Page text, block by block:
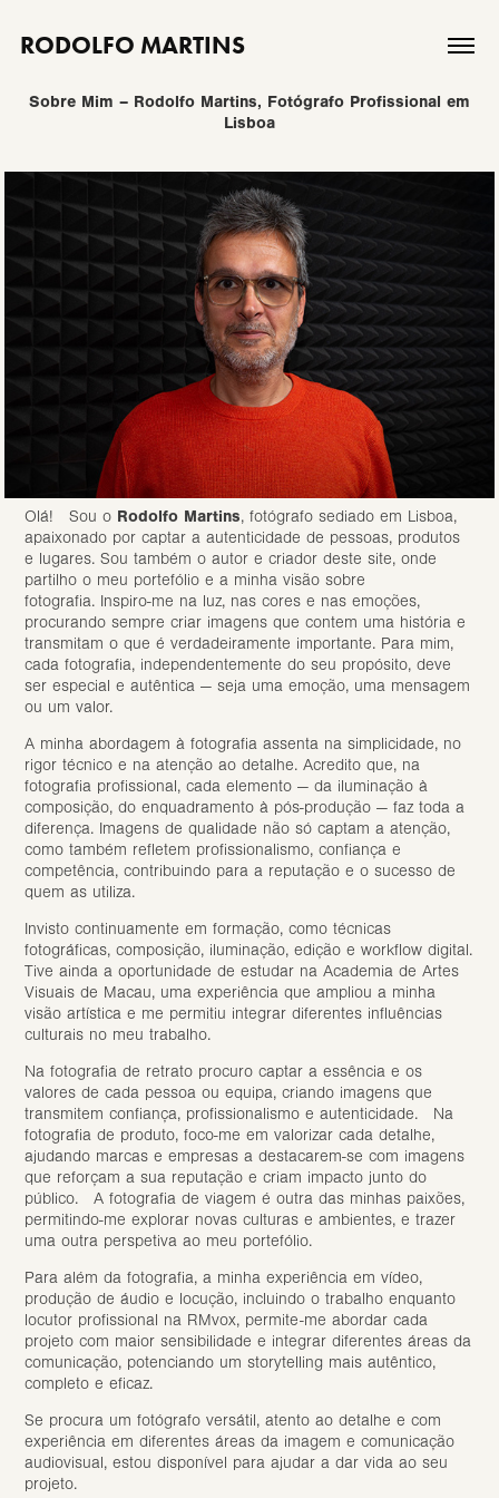
RODOLFO MARTINS
Sobre Mim – Rodolfo Martins, Fotógrafo Profissional em
Lisboa
Olá! Sou o Rodolfo Martins, fotógrafo sediado em Lisboa,
apaixonado por captar a autenticidade de pessoas, produtos
e lugares.Sou também o autor e criador deste site, onde
partilho o meu portefólio e a minha visão sobre
fotografia. Inspiro-me na luz, nas cores e nas emoções,
procurando sempre criar imagens que contem uma história e
transmitam o que é verdadeiramente importante. Para mim,
cada fotografia, independentemente do seu propósito, deve
ser especial e autêntica — seja uma emoção, uma mensagem
ou um valor.
A minha abordagem à fotografia assenta na simplicidade, no
rigor técnico e na atenção ao detalhe. Acredito que, na
fotografia profissional, cada elemento — da iluminação à
composição, do enquadramento à pós-produção — faz toda a
diferença. Imagens de qualidade não só captam a atenção,
como também refletem profissionalismo, confiança e
competência, contribuindo para a reputação e o sucesso de
quem as utiliza.
Invisto continuamente em formação, como técnicas
fotográficas, composição, iluminação, edição e workflow digital.
Tive ainda a oportunidade de estudar na Academia de Artes
Visuais de Macau, uma experiência que ampliou a minha
visão artística e me permitiu integrar diferentes influências
culturais no meu trabalho.
Na fotografia de retrato procuro captar a essência e os
valores de cada pessoa ou equipa, criando imagens que
transmitem confiança, profissionalismo e autenticidade. Na
fotografia de produto, foco-me em valorizar cada detalhe,
ajudando marcas e empresas a destacarem-se com imagens
que reforçam a sua reputação e criam impacto junto do
público. A fotografia de viagem é outra das minhas paixões,
permitindo-me explorar novas culturas e ambientes, e trazer
uma outra perspetiva ao meu portefólio.
Para além da fotografia, a minha experiência em vídeo,
produção de áudio e locução, incluindo o trabalho enquanto
locutor profissional na RMvox, permite-me abordar cada
projeto com maior sensibilidade e integrar diferentes áreas da
comunicação, potenciando um storytelling mais autêntico,
completo e eficaz.
Se procura um fotógrafo versátil, atento ao detalhe e com
experiência em diferentes áreas da imagem e comunicação
audiovisual, estou disponível para ajudar a dar vida ao seu
projeto.